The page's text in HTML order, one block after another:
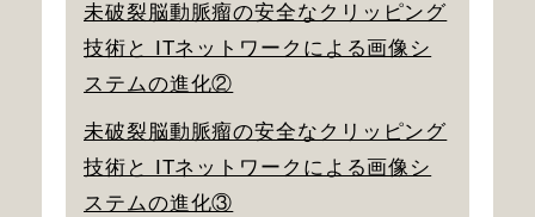
未破裂脳動脈瘤の安全なクリッピング
技術と ITネットワークによる画像シ
ステムの進化②
未破裂脳動脈瘤の安全なクリッピング
技術と ITネットワークによる画像シ
ステムの進化③